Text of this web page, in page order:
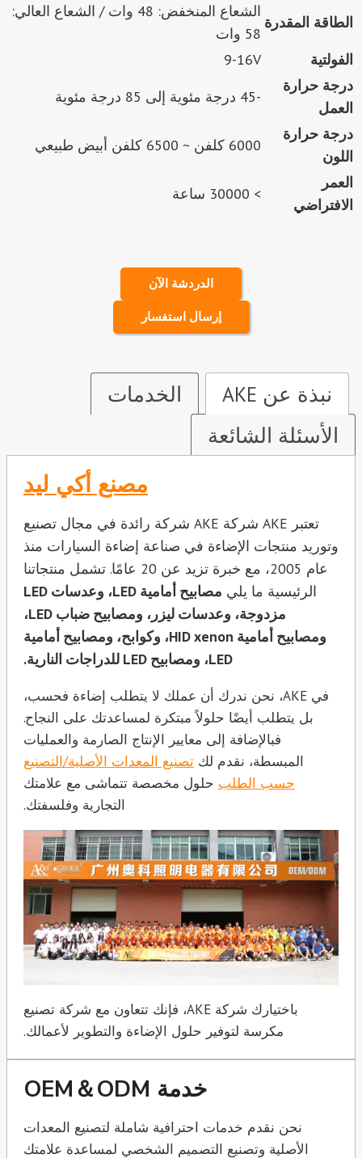
الطاقة المقدرة
الشعاع المنخفض: 48 وات / الشعاع العالي:
58 وات
الفولتية
9-16V
درجة حرارة
العمل
-45 درجة مئوية إلى 85 درجة مئوية
درجة حرارة
اللون
6000 كلفن ~ 6500 كلفن أبيض طبيعي
العمر
الافتراضي
> 30000 ساعة
الدردشة الآن
إرسال استفسار
نبذة عن AKE
الخدمات
الأسئلة الشائعة
مصنع أكي ليد
تعتبر AKE شركة AKE شركة رائدة في مجال تصنيع
وتوريد منتجات الإضاءة في صناعة إضاءة السيارات منذ
عام 2005، مع خبرة تزيد عن 20 عامًا. تشمل منتجاتنا
الرئيسية ما يلي
مصابيح أمامية LED، وعدسات LED
مزدوجة، وعدسات ليزر، ومصابيح ضباب LED،
ومصابيح أمامية HID xenon، وكوابح، ومصابيح أمامية
LED، ومصابيح LED للدراجات النارية.
في AKE، نحن ندرك أن عملك لا يتطلب إضاءة فحسب،
بل يتطلب أيضًا حلولاً مبتكرة لمساعدتك على النجاح.
فبالإضافة إلى معايير الإنتاج الصارمة والعمليات
المبسطة، نقدم لك تصنيع المعدات الأصلية/التصنيع
حسب الطلب حلول مخصصة تتماشى مع علامتك
التجارية وفلسفتك.
باختيارك شركة AKE، فإنك تتعاون مع شركة تصنيع
مكرسة لتوفير حلول الإضاءة والتطوير لأعمالك.
خدمة OEM＆ODM
نحن نقدم خدمات احترافية شاملة لتصنيع المعدات
الأصلية وتصنيع التصميم الشخصي لمساعدة علامتك